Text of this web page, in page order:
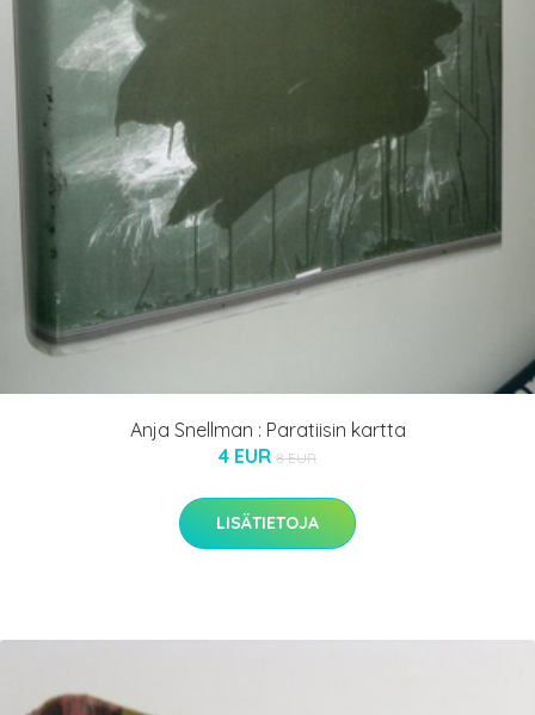
Anja Snellman : Paratiisin kartta
4 EUR 8 EUR
LISÄTIETOJA